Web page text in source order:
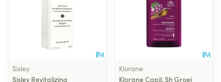
Sisley
Sisley Revitalizing
Klorane
Klorane Capil. Sh Groei